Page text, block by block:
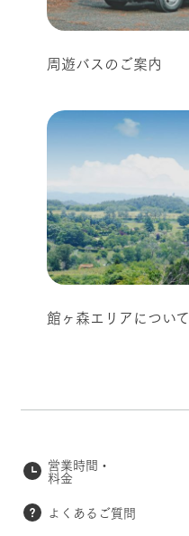
周遊バスのご案内
館ヶ森エリアについて
営業時間・
料金
よくあるご質問